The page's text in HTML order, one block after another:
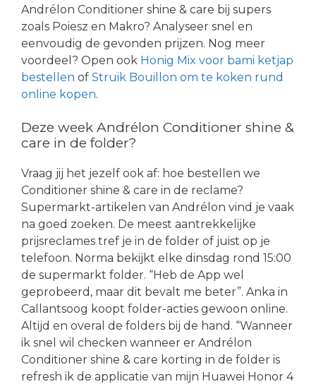
Andrélon Conditioner shine & care bij supers
zoals Poiesz en Makro? Analyseer snel en
eenvoudig de gevonden prijzen. Nog meer
voordeel? Open ook Honig Mix voor bami ketjap
bestellen of Struik Bouillon om te koken rund
online kopen.
Deze week Andrélon Conditioner shine &
care in de folder?
Vraag jij het jezelf ook af: hoe bestellen we
Conditioner shine & care in de reclame?
Supermarkt-artikelen van Andrélon vind je vaak
na goed zoeken. De meest aantrekkelijke
prijsreclames tref je in de folder of juist op je
telefoon. Norma bekijkt elke dinsdag rond 15:00
de supermarkt folder. “Heb de App wel
geprobeerd, maar dit bevalt me beter”. Anka in
Callantsoog koopt folder-acties gewoon online.
Altijd en overal de folders bij de hand. “Wanneer
ik snel wil checken wanneer er Andrélon
Conditioner shine & care korting in de folder is
refresh ik de applicatie van mijn Huawei Honor 4